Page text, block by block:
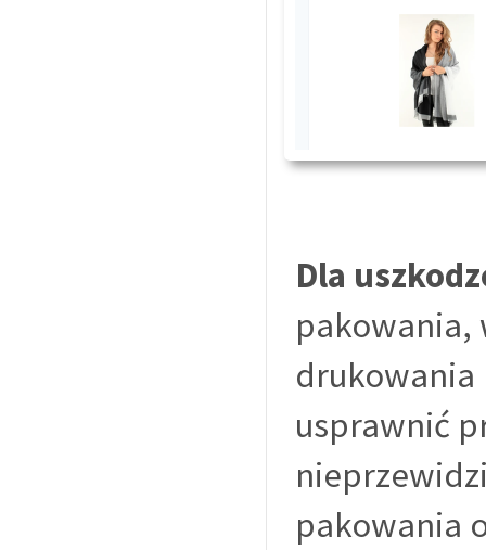
Dla
pakowania,
drukowania
usprawnić
pakowania